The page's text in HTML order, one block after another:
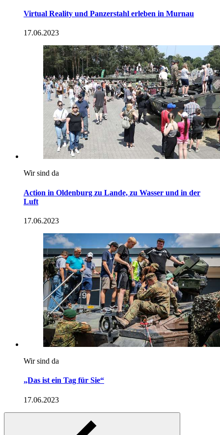
Virtual Reality und Panzerstahl erleben in Murnau
17.06.2023
Wir sind da
Action in Oldenburg zu Lande, zu Wasser und in der
Luft
17.06.2023
Wir sind da
„Das ist ein Tag für Sie“
17.06.2023